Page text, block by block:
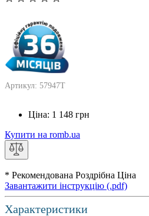
Артикул: 57947T
Ціна: 1 148 грн
Купити на romb.ua
* Рекомендована Роздрібна Ціна
Завантажити інструкцію (.pdf)
Характеристики